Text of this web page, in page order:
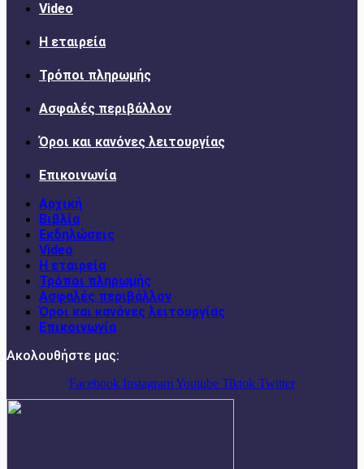
Video
Η εταιρεία
Τρόποι πληρωμής
Ασφαλές περιβάλλον
Όροι και κανόνες λειτουργίας
Επικοινωνία
Αρχική
Βιβλία
Εκδηλώσεις
Video
Η εταιρεία
Τρόποι πληρωμής
Ασφαλές περιβάλλον
Όροι και κανόνες λειτουργίας
Επικοινωνία
Ακολουθήστε μας:
Facebook InstagramYoutube Tiktok Twitter